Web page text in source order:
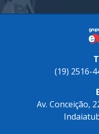
(19) 2516-
Av. Conceição,